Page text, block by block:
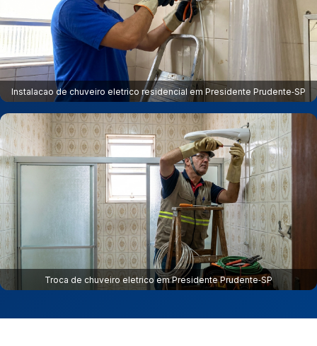
Instalacao de chuveiro eletrico residencial em Presidente Prudente‑SP
Troca de chuveiro eletrico em Presidente Prudente‑SP